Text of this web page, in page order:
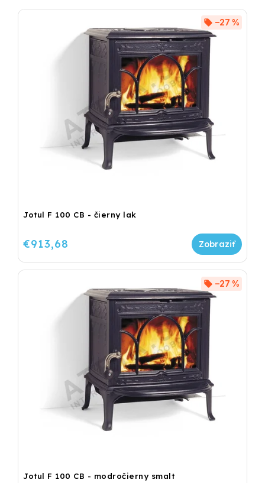
Najpredávanejšie
Abecedne
Jotul F 100 CB - čierny lak
–27 %
€913,68
Jotul F 100 CB - modročierny smalt
–27 %